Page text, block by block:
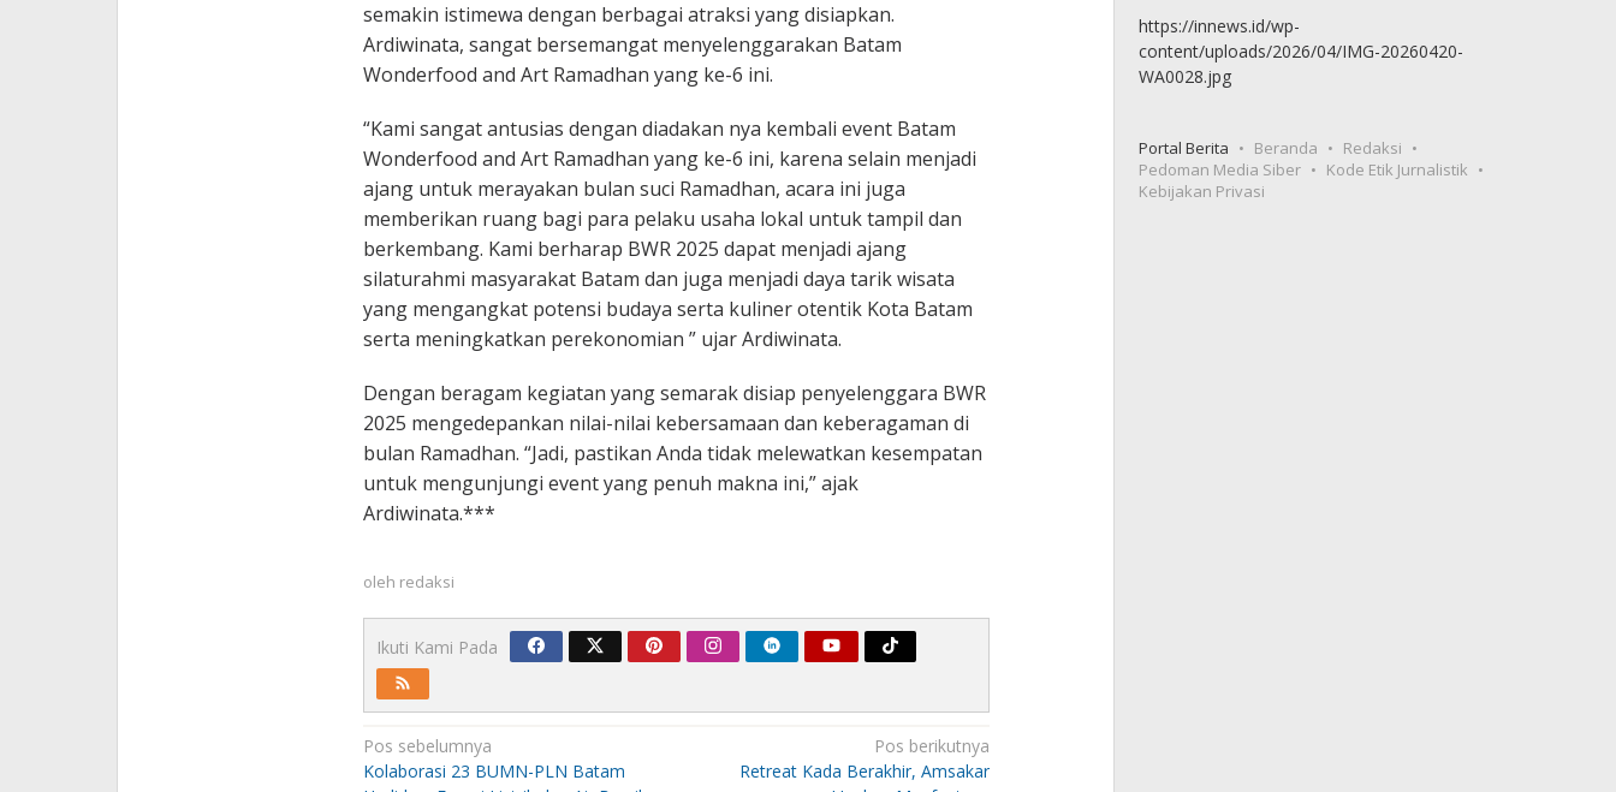
semakin istimewa dengan berbagai atraksi yang disiapkan.
Ardiwinata, sangat bersemangat menyelenggarakan Batam
Wonderfood and Art Ramadhan yang ke-6 ini.
“Kami sangat antusias dengan diadakan nya kembali event Batam
Wonderfood and Art Ramadhan yang ke-6 ini, karena selain menjadi
ajang untuk merayakan bulan suci Ramadhan, acara ini juga
memberikan ruang bagi para pelaku usaha lokal untuk tampil dan
berkembang. Kami berharap BWR 2025 dapat menjadi ajang
silaturahmi masyarakat Batam dan juga menjadi daya tarik wisata
yang mengangkat potensi budaya serta kuliner otentik Kota Batam
serta meningkatkan perekonomian ” ujar Ardiwinata.
Dengan beragam kegiatan yang semarak disiap penyelenggara BWR
2025 mengedepankan nilai-nilai kebersamaan dan keberagaman di
bulan Ramadhan. “Jadi, pastikan Anda tidak melewatkan kesempatan
untuk mengunjungi event yang penuh makna ini,” ajak
Ardiwinata.***
oleh redaksi
Ikuti Kami Pada
Navigasi
pos
Pos sebelumnya
Kolaborasi 23 BUMN-PLN Batam
Pos berikutnya
Retreat Kada Berakhir, Amsakar
https://innews.id/wp-
content/uploads/2026/04/IMG-20260420-
WA0028.jpg
Portal Berita Beranda
Redaksi
Pedoman Media Siber
Kode Etik Jurnalistik
Kebijakan Privasi